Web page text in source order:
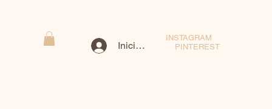
INSTAGRAM
PINTEREST
Iniciar sesión